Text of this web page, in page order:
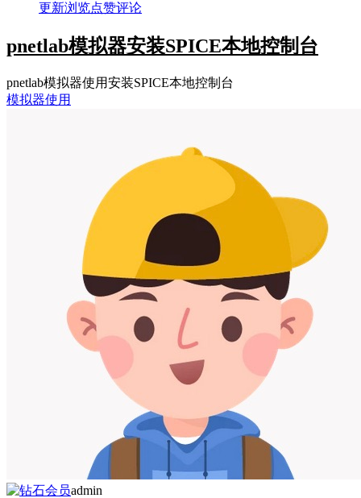
更新浏览点赞评论
pnetlab模拟器安装SPICE本地控制台
pnetlab模拟器使用安装SPICE本地控制台
模拟器使用
admin